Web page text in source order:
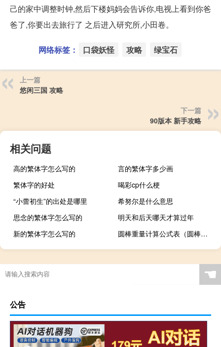
己的家中调整时钟,然后下楼妈妈会告诉你,电视上看到你爸
爸了,你要出去旅行了 之后进入研究所,小田卷。
网络标签： 口袋妖怪 攻略 绿宝石
上一篇
悠闲三国 攻略
下一篇
90版本 新手攻略
相关问题
高的繁体字怎么写的
言的繁体字多少画
繁体字的好处
喝彩cp什么梗
“小蕾初生”的出处是哪里
希努尔是什么意思
思念的繁体字怎么写的
明天和后天哪天才算过年
新的繁体字怎么写的
圆棒重量计算公式表（圆棒重量计算公式）
☚
公告